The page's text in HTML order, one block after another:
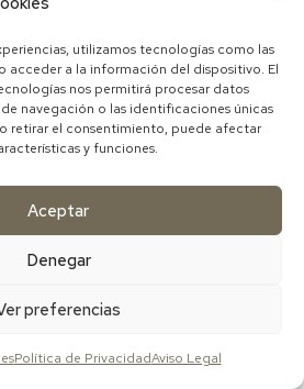
utilizamos tecnologías como las
acceder a la información del dispositivo. El
nos permitirá procesar datos
navegación o las identificaciones únicas
retirar el consentimiento, puede afectar
y funciones.
Aceptar
Denegar
preferencias
Política de PrivacidadAviso Legal